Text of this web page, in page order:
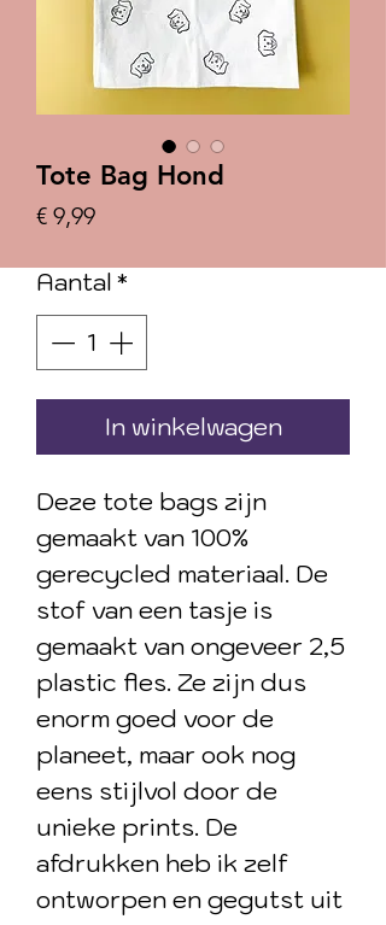
Tote Bag Hond
€ 9,99Prijs
Aantal*
In winkelwagen
Deze tote bags zijn
gemaakt van 100%
gerecycled materiaal. De
stof van een tasje is
gemaakt van ongeveer 2,5
plastic fles. Ze zijn dus
enorm goed voor de
planeet, maar ook nog
eens stijlvol door de
unieke prints. De
afdrukken heb ik zelf
ontworpen en gegutst uit